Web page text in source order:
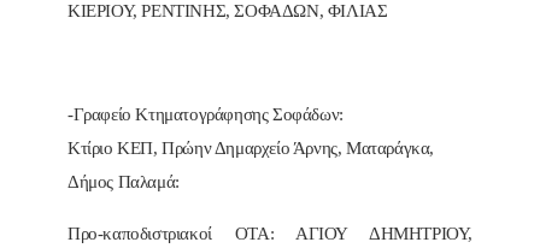
ΚΙΕΡΙΟΥ, ΡΕΝΤΙΝΗΣ, ΣΟΦΑΔΩΝ, ΦΙΛΙΑΣ
-Γραφείο Κτηματογράφησης Σοφάδων:
Κτίριο ΚΕΠ, Πρώην Δημαρχείο Άρνης, Ματαράγκα,
Δήμος Παλαμά:
Προ-καποδιστριακοί ΟΤΑ: ΑΓΙΟΥ ΔΗΜΗΤΡΙΟΥ,